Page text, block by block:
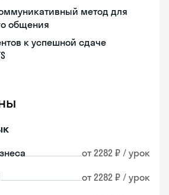
метод для
общения
к успешной сдаче
от 2282 ₽ / урок
от 2282 ₽ / урок